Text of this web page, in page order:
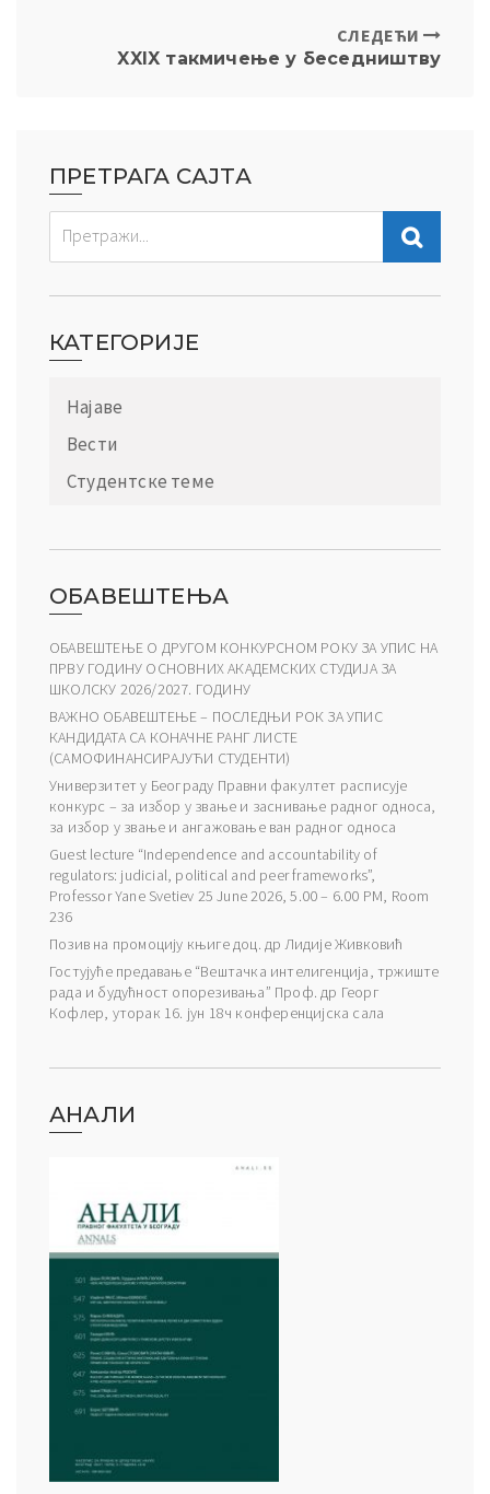
СЛЕДЕЋИ
XXIX такмичење у беседништву
ПРЕТРАГА САЈТА
КАТЕГОРИЈЕ
Најаве
Вести
Студентске теме
ОБАВЕШТЕЊА
ОБАВЕШТЕЊЕ О ДРУГОМ КОНКУРСНОМ РОКУ ЗА УПИС НА
ПРВУ ГОДИНУ ОСНОВНИХ АКАДЕМСКИХ СТУДИЈА ЗА
ШКОЛСКУ 2026/2027. ГОДИНУ
ВАЖНО ОБАВЕШТЕЊЕ – ПОСЛЕДЊИ РОК ЗА УПИС
КАНДИДАТА СА КОНАЧНЕ РАНГ ЛИСТЕ
(САМОФИНАНСИРАЈУЋИ СТУДЕНТИ)
Универзитет у Београду Правни факултет расписује
конкурс – за избор у звање и заснивање радног односа,
за избор у звање и ангажовање ван радног односа
Guest lecture “Independence and accountability of
regulators: judicial, political and peer frameworks”,
Professor Yane Svetiev 25 June 2026, 5.00 – 6.00 PM, Room
236
Позив на промоцију књиге доц. др Лидије Живковић
Гостујуће предавање “Вештачка интелигенција, тржиште
рада и будућност опорезивања” Проф. др Георг
Кофлер, уторак 16. јун 18ч конференцијска сала
АНАЛИ